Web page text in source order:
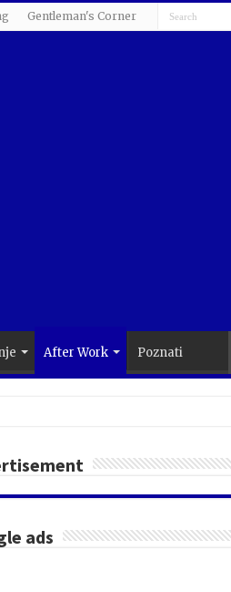
Gentleman's Corner
After Work Poznati
ads